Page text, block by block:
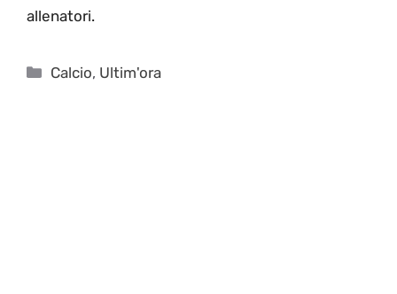
allenatori.
Categorie
Calcio, Ultim'ora